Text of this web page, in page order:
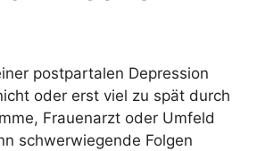
postpartalen Depression
oder erst viel zu spät durch
Frauenarzt oder Umfeld
schwerwiegende Folgen